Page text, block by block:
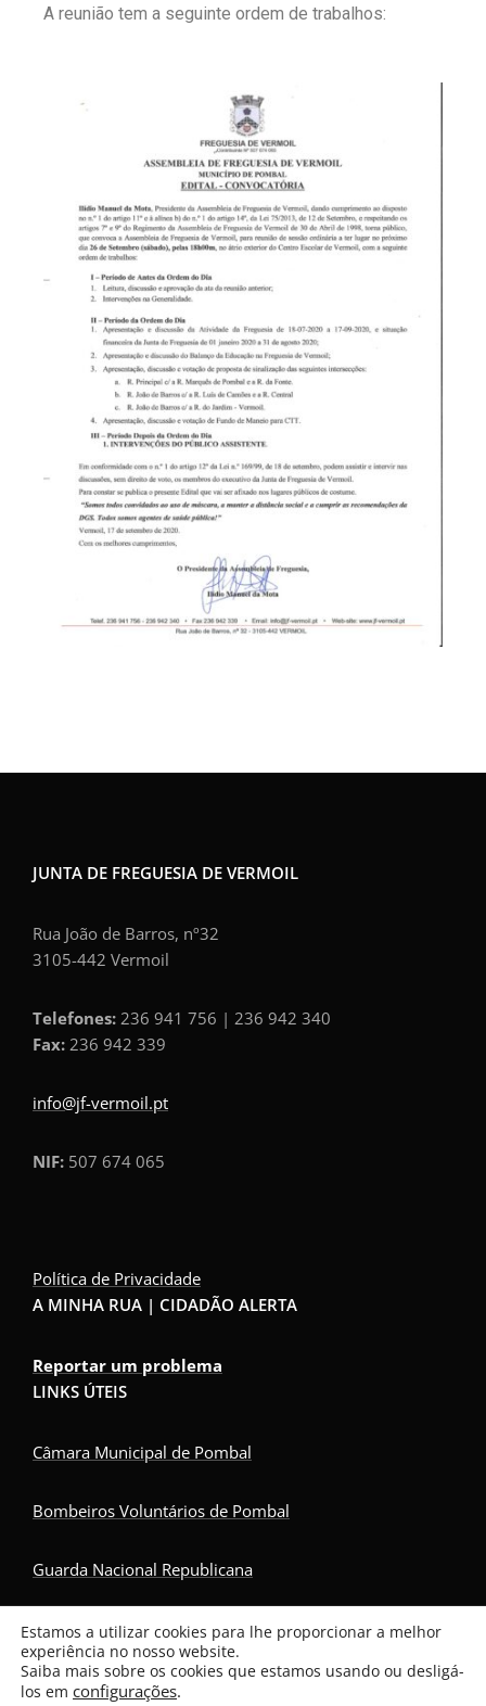
A reunião tem a seguinte ordem de trabalhos:
JUNTA DE FREGUESIA DE VERMOIL
Rua João de Barros, nº32
3105-442 Vermoil
Telefones: 236 941 756 | 236 942 340
Fax: 236 942 339
info@jf-vermoil.pt
NIF: 507 674 065
Política de Privacidade
A MINHA RUA | CIDADÃO ALERTA
Reportar um problema
LINKS ÚTEIS
Câmara Municipal de Pombal
Bombeiros Voluntários de Pombal
Guarda Nacional Republicana
Serviço Nacional de Saúde
Copyright © 2026 Freguesia de Vermoil.
Estamos a utilizar cookies para lhe proporcionar a melhor
experiência no nosso website.
Saiba mais sobre os cookies que estamos usando ou desligá-
los em configurações.